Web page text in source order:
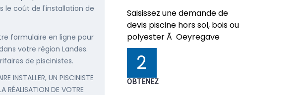
le coût de l'installation de
formulaire en ligne pour
votre région Landes.
de piscinistes.
INSTALLER, UN PISCINISTE
RÉALISATION DE VOTRE
Saisissez une demande de
devis piscine hors sol, bois ou
polyester Ã Oeyregave
2
OBTENEZ